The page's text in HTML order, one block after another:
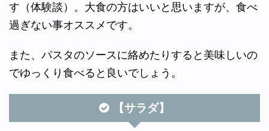
す（体験談）。大食の方はいいと思いますが、食べ
過ぎない事オススメです。
また、パスタのソースに絡めたりすると美味しいの
でゆっくり食べると良いでしょう。
【サラダ】